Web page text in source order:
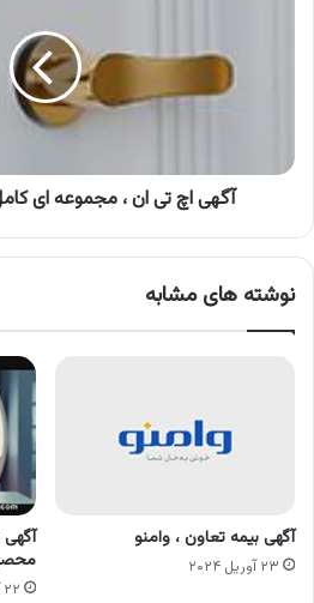
از
آگهی اچ تی ان ، مجموعه ای
نوشته های مشابه
آگهی بیمه تعاون ، وامنو
۲۳ آوریل ۲۰۲۴
۲۲ آوریل ۲۰۲۴